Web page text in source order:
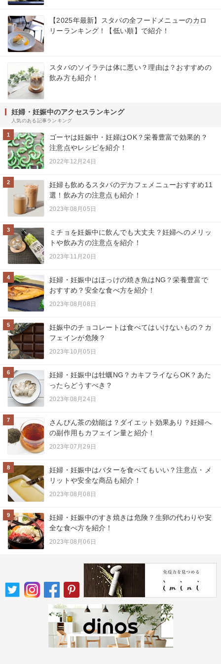
【2025年最新】スタバの全フードメニューのカロ
リーランキング！【低い順】で紹介！
スタバのソイラテは体に悪い？理由は？おすすめの
飲み方も紹介！
妊婦・妊娠中のアクセスランキング
人気のある記事ランキング
1
ゴーヤは妊娠中・妊婦はOK？栄養豊富で効果的？
注意点やレシピを紹介！
2022年12月24日
2
妊婦も飲めるスタバのデカフェメニューおすすめ11
選！飲み方の注意点も紹介！
2023年08月05日
3
ミチョを妊娠中に飲んでも大丈夫？妊婦へのメリッ
トや飲み方の注意点を紹介！
2023年11月20日
4
妊婦・妊娠中はほっけの焼き魚はNG？栄養豊富で
おすすめ？安全な食べ方を紹介！
2023年08月08日
5
妊娠中のチョコレートは食べてはいけないもの？カ
フェインが危険？
2023年10月05日
6
妊婦・妊娠中は牡蠣NG？カキフライならOK？あた
ったらどうすべき？
2023年08月24日
7
さんぴん茶の効能は？ダイエット効果あり？妊婦へ
の副作用もカフェイン量と紹介！
2023年07月29日
8
妊婦・妊娠中はバターを食べてもいい？注意点・メ
リットや安全な商品も紹介！
2023年08月08日
9
妊婦・妊娠中のすき焼きは危険？生卵の代わりや安
全な食べ方を紹介！
2023年08月06日